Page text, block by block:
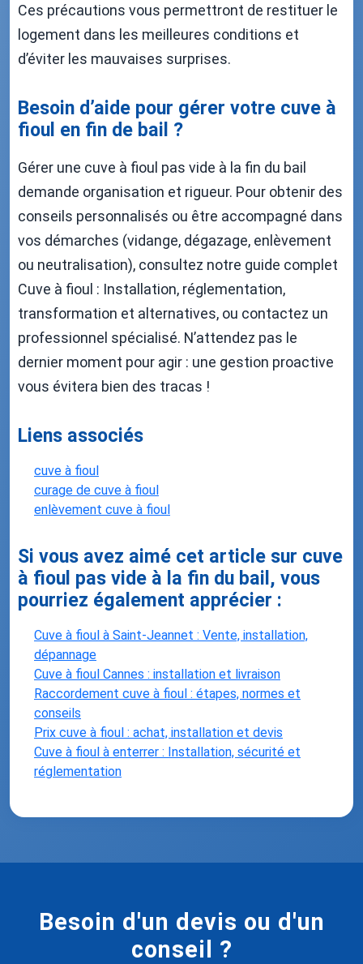
Ces précautions vous permettront de restituer le
logement dans les meilleures conditions et
d’éviter les mauvaises surprises.
Besoin d’aide pour gérer votre cuve à
fioul en fin de bail ?
Gérer une cuve à fioul pas vide à la fin du bail
demande organisation et rigueur. Pour obtenir des
conseils personnalisés ou être accompagné dans
vos démarches (vidange, dégazage, enlèvement
ou neutralisation), consultez notre guide complet
Cuve à fioul : Installation, réglementation,
transformation et alternatives, ou contactez un
professionnel spécialisé. N’attendez pas le
dernier moment pour agir : une gestion proactive
vous évitera bien des tracas !
Liens associés
cuve à fioul
curage de cuve à fioul
enlèvement cuve à fioul
Si vous avez aimé cet article sur cuve
à fioul pas vide à la fin du bail, vous
pourriez également apprécier :
Cuve à fioul à Saint-Jeannet : Vente, installation,
dépannage
Cuve à fioul Cannes : installation et livraison
Raccordement cuve à fioul : étapes, normes et
conseils
Prix cuve à fioul : achat, installation et devis
Cuve à fioul à enterrer : Installation, sécurité et
réglementation
Besoin d'un devis ou d'un
conseil ?